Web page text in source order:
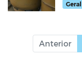
Geral
Anterior